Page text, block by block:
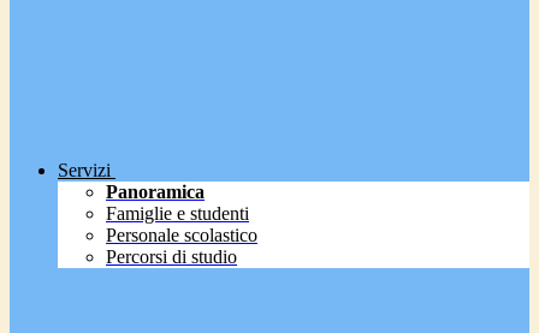
Servizi
Panoramica
Famiglie e studenti
Personale scolastico
Percorsi di studio